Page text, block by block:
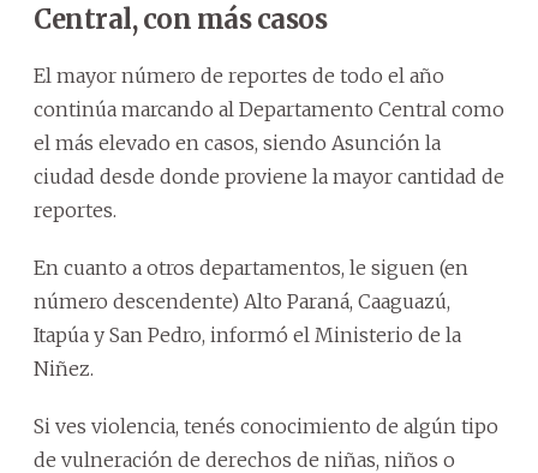
Central, con más casos
El mayor número de reportes de todo el año
continúa marcando al Departamento Central como
el más elevado en casos, siendo Asunción la
ciudad desde donde proviene la mayor cantidad de
reportes.
En cuanto a otros departamentos, le siguen (en
número descendente) Alto Paraná, Caaguazú,
Itapúa y San Pedro, informó el Ministerio de la
Niñez.
Si ves violencia, tenés conocimiento de algún tipo
de vulneración de derechos de niñas, niños o